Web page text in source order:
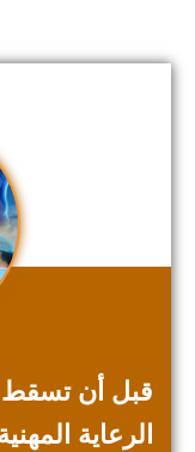
قبل أن تسقط
الرعاية